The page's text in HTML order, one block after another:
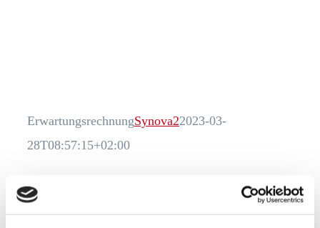
ErwartungsrechnungSynova22023-03-
28T08:57:15+02:00